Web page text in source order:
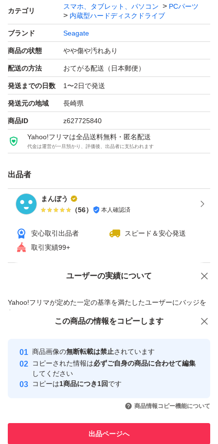
・中古HDDの特性をご理解いただける方のみご購入くだ
・相性問題や環境差による動作保証はできません
・精密機器のため、商品到着後は必ず動作確認を行ってか
ら受取評価をお願いいたします
※取引の仕組み上、評価後は返品・返金等の対応ができな
カテゴリ
スマホ、タブレット、パソコン
PCパーツ
内蔵型ハードディスクドライブ
ブランド Seagate
商品の状態 やや傷や汚れあり
配送の方法 おてがる配送（日本郵便）
発送までの日数 1〜2日で発送
発送元の地域 長崎県
商品ID z627725840
Yahoo!フリマは全品送料無料・匿名配送
代金は運営が一旦預かり、評価後、出品者に支払われます
出品者
まんぼう
（56） 本人確認済
安心取引出品者
スピード＆安心発送
取引実績99+
ユーザーの実績について
Yahoo!フリマが定めた一定の基準を満たしたユーザーにバッジを
付与しています
安心取引出品者
心・安全なユーザーです
取引実績
引を完了させた実績があります
での取引実績があります
価格の相談 商品への質問
この商品の情報をコピーします
商品画像の無断転載は禁止されています
コピーされた情報は必ずご自身の商品に合わせて編集
してください
コピーは1商品につき1回です
商品情報コピー機能について
出品ページへ
この商品をみている人にオススメ